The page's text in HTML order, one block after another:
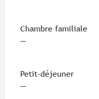
Chambre familiale
—
Petit-déjeuner
—